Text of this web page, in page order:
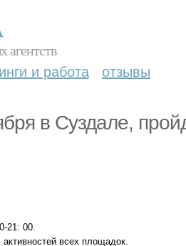
агентств
и работа отзывы
в Суздале,
21: 00.
всех площадок.